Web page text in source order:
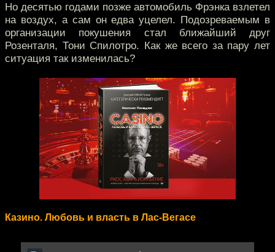
Но десятью годами позже автомобиль Фрэнка взлетел
на воздух, а сам он едва уцелел. Подозреваемым в
организации покушения стал ближайший друг
Розенталя, Тони Спилотро. Как же всего за пару лет
ситуация так изменилась?
Казино. Любовь и власть в Лас-Вегасе